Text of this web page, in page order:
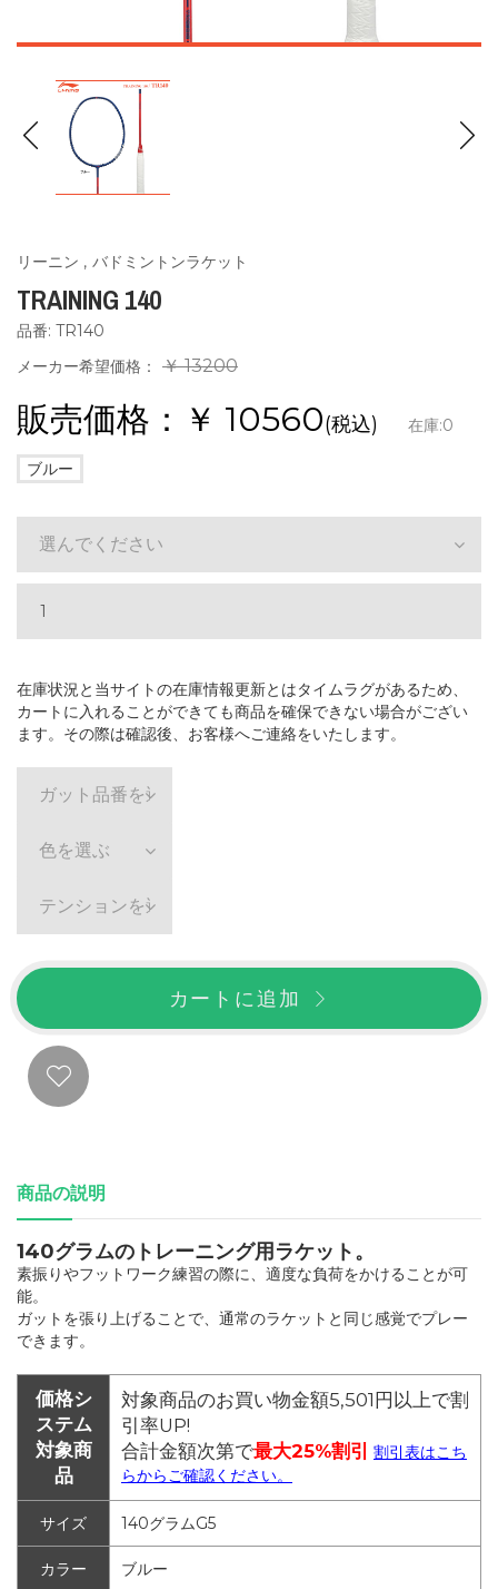
リーニン , バドミントンラケット
TRAINING 140
品番: TR140
メーカー希望価格：
￥ 13200
販売価格：￥ 10560(税込) 在庫:0
ブルー
選んでください
在庫状況と当サイトの在庫情報更新とはタイムラグがあるため、
カートに入れることができても商品を確保できない場合がござい
ます。その際は確認後、お客様へご連絡をいたします。
ガット品番を選ぶ
色を選ぶ
テンションを選ぶ
カートに追加
商品の説明
140グラムのトレーニング用ラケット。
素振りやフットワーク練習の際に、適度な負荷をかけることが可
能。
ガットを張り上げることで、通常のラケットと同じ感覚でプレー
できます。
価格シ
ステム
対象商
品
対象商品のお買い物金額5,501円以上で割
引率UP!
合計金額次第で最大25%割引
割引表はこち
らからご確認ください。
サイズ 140グラムG5
カラー ブルー